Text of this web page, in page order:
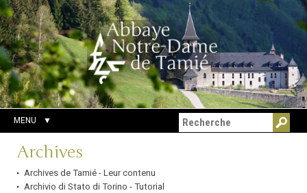
Aller
au
contenu.
|
Aller
à
la
navigation
Outils
personnels
Chercher par
Recherche
avancée…
MENU
Navigation
Archives
Archives de Tamié - Leur contenu
Archivio di Stato di Torino - Tutorial